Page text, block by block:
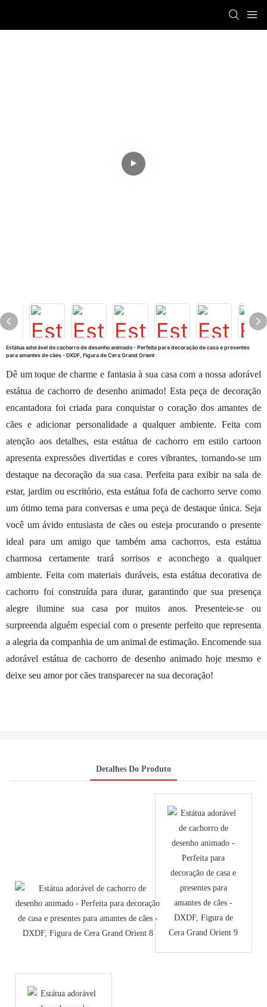
Estátua adorável de cachorro de desenho animado - Perfeita para decoração de casa e presentes
para amantes de cães - DXDF, Figura de Cera Grand Orient
Dê um toque de charme e fantasia à sua casa com a nossa adorável
estátua de cachorro de desenho animado! Esta peça de decoração
encantadora foi criada para conquistar o coração dos amantes de
cães e adicionar personalidade a qualquer ambiente. Feita com
atenção aos detalhes, esta estátua de cachorro em estilo cartoon
apresenta expressões divertidas e cores vibrantes, tornando-se um
destaque na decoração da sua casa. Perfeita para exibir na sala de
estar, jardim ou escritório, esta estátua fofa de cachorro serve como
um ótimo tema para conversas e uma peça de destaque única. Seja
você um ávido entusiasta de cães ou esteja procurando o presente
ideal para um amigo que também ama cachorros, esta estátua
charmosa certamente trará sorrisos e aconchego a qualquer
ambiente. Feita com materiais duráveis, esta estátua decorativa de
cachorro foi construída para durar, garantindo que sua presença
alegre ilumine sua casa por muitos anos. Presenteie-se ou
surpreenda alguém especial com o presente perfeito que representa
a alegria da companhia de um animal de estimação. Encomende sua
adorável estátua de cachorro de desenho animado hoje mesmo e
deixe seu amor por cães transparecer na sua decoração!
Detalhes Do Produto